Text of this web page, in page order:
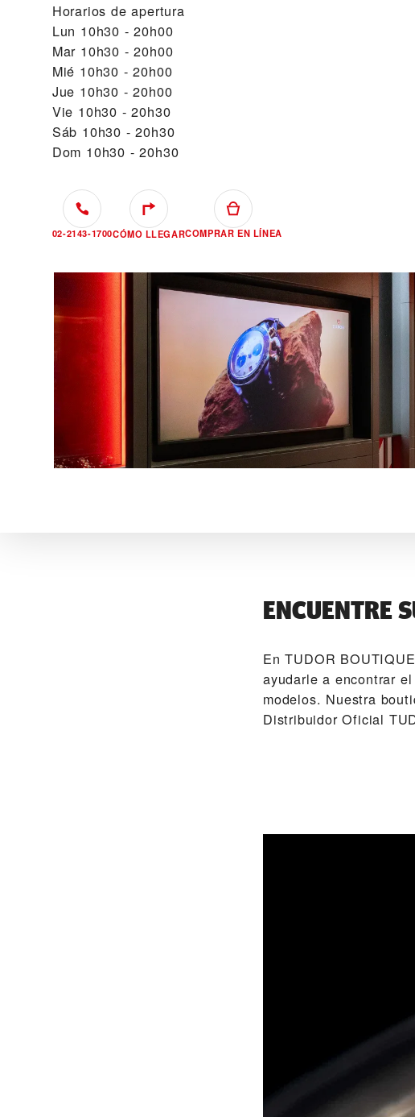
Horarios de apertura
Lun 10h30 - 20h00
Mar 10h30 - 20h00
Mié 10h30 - 20h00
Jue 10h30 - 20h00
Vie 10h30 - 20h30
Sáb 10h30 - 20h30
Dom 10h30 - 20h30
02-2143-1700CÓMO LLEGARCOMPRAR EN LÍNEA
ENCUENTRE
En ‭TUDOR
ayudarle a encontrar
modelos. Nuestra
Distribuidor Oficial